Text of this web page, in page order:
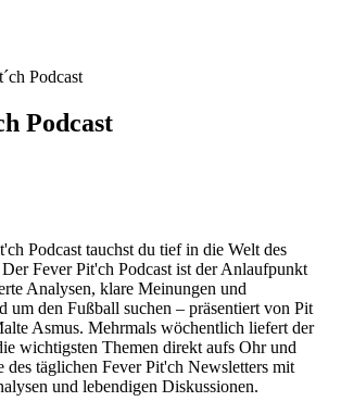
Podcast
Podcast tauchst du tief in die Welt des
Fever Pit'ch Podcast ist der Anlaufpunkt
Analysen, klare Meinungen und
um den Fußball suchen – präsentiert von Pit
Asmus. Mehrmals wöchentlich liefert der
wichtigsten Themen direkt aufs Ohr und
des täglichen Fever Pit'ch Newsletters mit
und lebendigen Diskussionen.